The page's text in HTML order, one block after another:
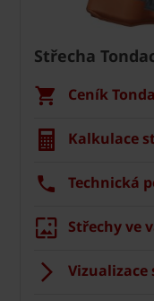
Střecha
Ceník
Kalkulace
Technická
Střechy ve
Vizualizace